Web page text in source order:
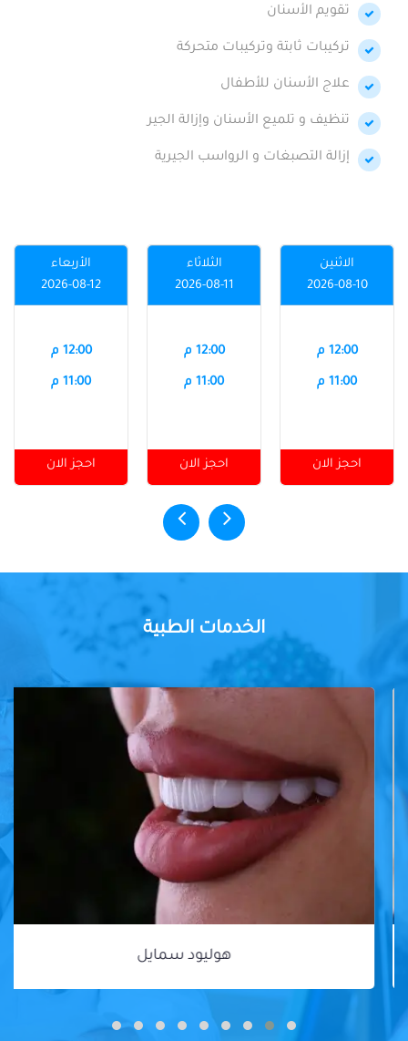
تقويم الأسنان
تركيبات ثابتة وتركيبات متحركة
علاج الأسنان للأطفال
تنظيف و تلميع الأسنان وإزالة الجير
إزالة التصبغات و الرواسب الجيرية
الاثنين
2026-08-10
12:00 م
11:00 م
احجز الان
الثلاثاء
2026-08-11
12:00 م
11:00 م
احجز الان
الأربعاء
2026-08-12
12:00 م
11:00 م
احجز الان
الخدمات الطبية
هوليود سمايل